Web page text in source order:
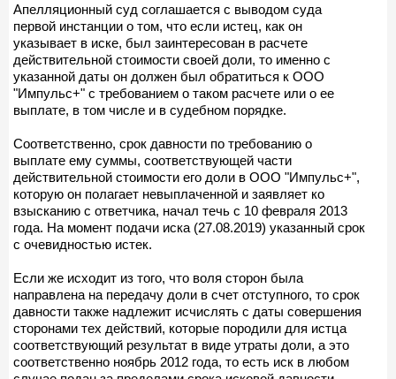
Апелляционный суд соглашается с выводом суда
первой инстанции о том, что если истец, как он
указывает в иске, был заинтересован в расчете
действительной стоимости своей доли, то именно с
указанной даты он должен был обратиться к ООО
"Импульс+" с требованием о таком расчете или о ее
выплате, в том числе и в судебном порядке.
Соответственно, срок давности по требованию о
выплате ему суммы, соответствующей части
действительной стоимости его доли в ООО "Импульс+",
которую он полагает невыплаченной и заявляет ко
взысканию с ответчика, начал течь с 10 февраля 2013
года. На момент подачи иска (27.08.2019) указанный срок
с очевидностью истек.
Если же исходит из того, что воля сторон была
направлена на передачу доли в счет отступного, то срок
давности также надлежит исчислять с даты совершения
сторонами тех действий, которые породили для истца
соответствующий результат в виде утраты доли, а это
соответственно ноябрь 2012 года, то есть иск в любом